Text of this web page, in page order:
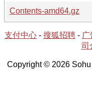
Contents-amd64.gz
支付中心 - 搜狐招聘 -
司
Copyright © 2026